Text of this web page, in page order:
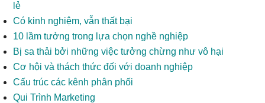
lẻ
Có kinh nghiệm, vẫn thất bại
10 lầm tưởng trong lựa chọn nghề nghiệp
Bị sa thải bởi những việc tưởng chừng như vô hại
Cơ hội và thách thức đối với doanh nghiệp
Cấu trúc các kênh phân phối
Qui Trình Marketing